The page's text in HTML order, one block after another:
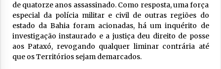
de quatorze anos assassinado. Como resposta, uma força
especial da polícia militar e civil de outras regiões do
estado da Bahia foram acionadas, há um inquérito de
investigação instaurado e a justiça deu direito de posse
aos Pataxó, revogando qualquer liminar contrária até
que os Territórios sejam demarcados.